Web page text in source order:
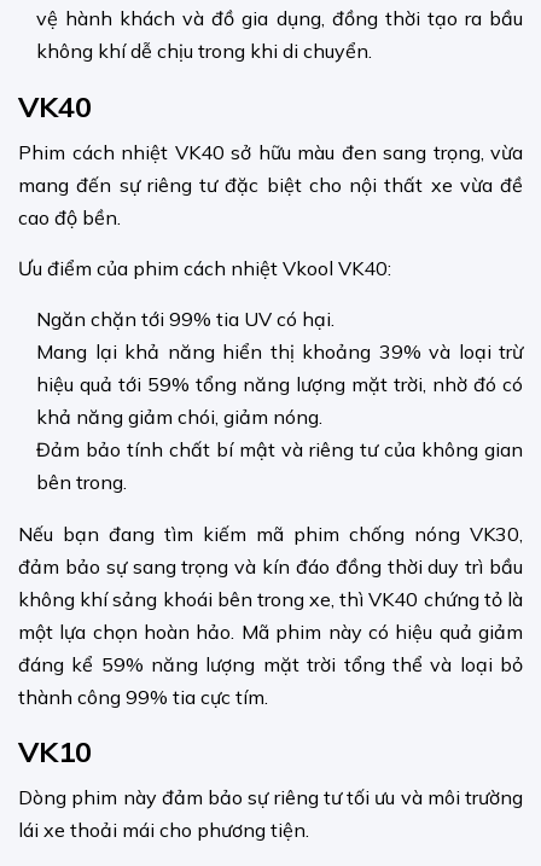
vệ hành khách và đồ gia dụng, đồng thời tạo ra bầu
không khí dễ chịu trong khi di chuyển.
VK40
Phim cách nhiệt VK40 sở hữu màu đen sang trọng, vừa
mang đến sự riêng tư đặc biệt cho nội thất xe vừa đề
cao độ bền.
Ưu điểm của phim cách nhiệt Vkool VK40:
Ngăn chặn tới 99% tia UV có hại.
Mang lại khả năng hiển thị khoảng 39% và loại trừ
hiệu quả tới 59% tổng năng lượng mặt trời, nhờ đó có
khả năng giảm chói, giảm nóng.
Đảm bảo tính chất bí mật và riêng tư của không gian
bên trong.
Nếu bạn đang tìm kiếm mã phim chống nóng VK30,
đảm bảo sự sang trọng và kín đáo đồng thời duy trì bầu
không khí sảng khoái bên trong xe, thì VK40 chứng tỏ là
một lựa chọn hoàn hảo. Mã phim này có hiệu quả giảm
đáng kể 59% năng lượng mặt trời tổng thể và loại bỏ
thành công 99% tia cực tím.
VK10
Dòng phim này đảm bảo sự riêng tư tối ưu và môi trường
lái xe thoải mái cho phương tiện.